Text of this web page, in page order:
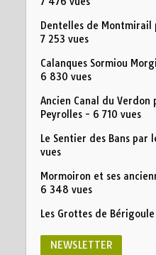
Dentelles de
7 253 vues
Calanques Sormiou
6 830 vues
Ancien Canal du Verdon
Peyrolles- 6 710 vues
Le Sentier des Bans par
vues
Mormoiron et ses
6 348 vues
Les Grottes de Bérigoule
NEWSLETTER